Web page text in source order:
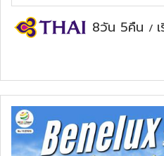
8วัน 5คืน /